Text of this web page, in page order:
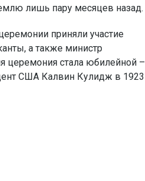
лишь пару месяцев назад.
приняли участие
а также министр
церемония стала юбилейной –
США Калвин Кулидж в 1923